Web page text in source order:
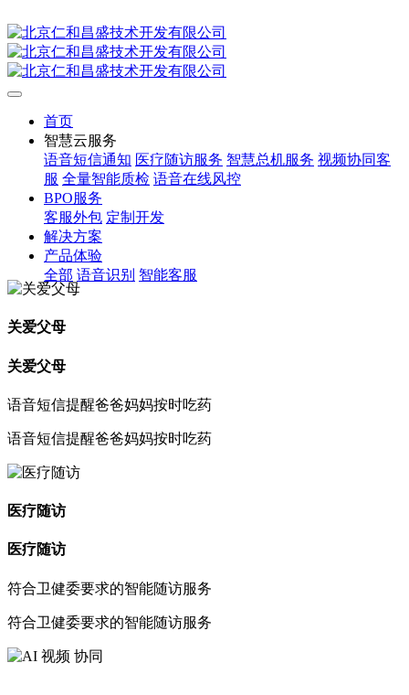
首页
智慧云服务
语音短信通知 医疗随访服务 智慧总机服务 视频协同客
服 全量智能质检 语音在线风控
BPO服务
客服外包 定制开发
解决方案
产品体验
全部 语音识别 智能客服
关爱父母
关爱父母
语音短信提醒爸爸妈妈按时吃药
语音短信提醒爸爸妈妈按时吃药
医疗随访
医疗随访
符合卫健委要求的智能随访服务
符合卫健委要求的智能随访服务